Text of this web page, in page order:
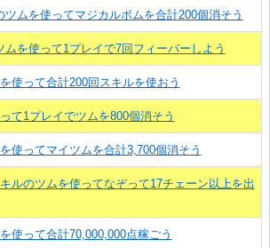
ムを使ってマジカルボムを合計200個消そう
を使って1プレイで7回フィーバーしよう
使って合計200回スキルを使おう
て1プレイでツムを800個消そう
使ってマイツムを合計3,700個消そう
ルのツムを使ってなぞって17チェーン以上を出
使って合計70,000,000点稼ごう